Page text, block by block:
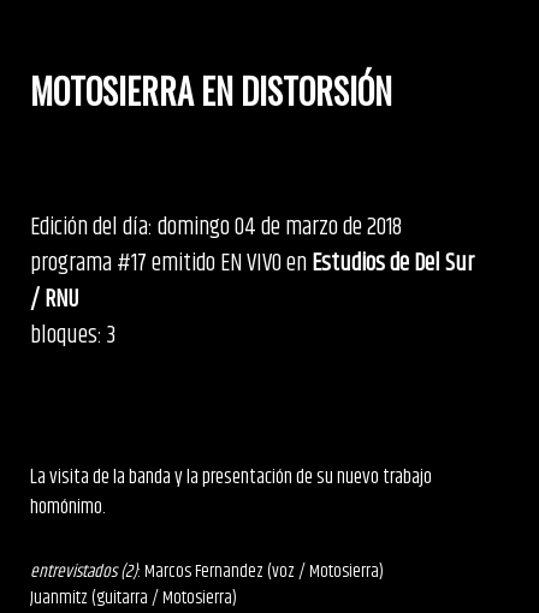
MOTOSIERRA EN DISTORSIÓN
Edición del día: domingo 04 de marzo de 2018
programa #17 emitido EN VIVO enEstudios de Del Sur
/ RNU
bloques: 3
La visita de la banda y la presentación de su nuevo trabajo
homónimo.
entrevistados (2): Marcos Fernandez (voz / Motosierra)
Juanmitz (guitarra / Motosierra)